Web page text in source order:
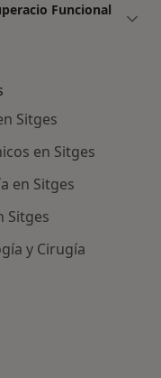
Funcional
Sitges
en Sitges
en Sitges
Sitges
y Cirugía